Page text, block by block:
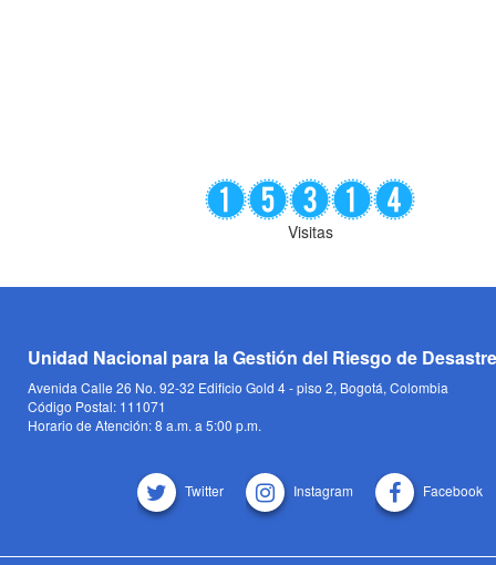
Visitas
Unidad Nacional para la Gestión del Riesgo de
Avenida Calle 26 No. 92-32 Edificio Gold 4 - piso 2, Bogotá, Colombia
Código Postal: 111071
Horario de Atención: 8 a.m. a 5:00 p.m.
Twitter Instagram Facebook